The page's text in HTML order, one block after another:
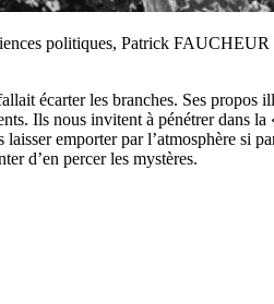
politiques, Patrick
écarter les branches. Ses propos
Ils nous invitent à pénétrer dans
emporter par l’atmosphère
d’en percer les mystères.